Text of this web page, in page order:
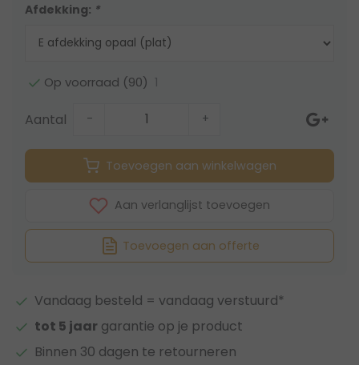
Afdekking: *
Op voorraad (90) 1
Aantal - +
Toevoegen aan winkelwagen
Aan verlanglijst toevoegen
Toevoegen aan offerte
Vandaag besteld = vandaag verstuurd*
tot 5 jaar garantie op je product
Binnen 30 dagen te retourneren